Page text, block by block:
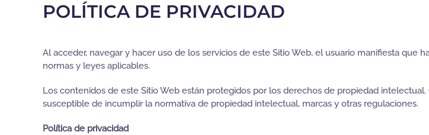
POLÍTICA DE PRIVACIDAD
Al acceder, navegar y hacer uso de los servicios de este Sitio Web, el usuario manifiesta
normas y leyes aplicables.
Los contenidos de este Sitio Web están protegidos por los derechos de propiedad
susceptible de incumplir la normativa de propiedad intelectual, marcas y otras regulaciones.
Política de privacidad